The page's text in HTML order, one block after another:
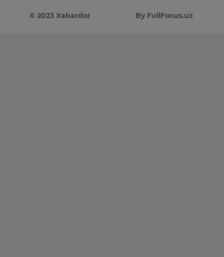
© 2023 Xabardor By FullFocus.uz